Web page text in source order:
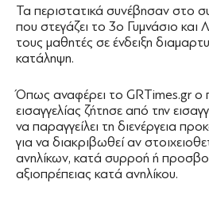
Τα περιστατικά συνέβησαν στο
που στεγάζει το 3ο Γυμνάσιο και
τους μαθητές σε ένδειξη
κατάληψη.
Όπως αναφέρει το GRTimes.gr ο
εισαγγελίας ζήτησε από την
να παραγγείλει τη διενέργεια
για να διακριβωθεί αν
ανηλίκων, κατά συρροή ή
αξιοπρέπειας κατά ανηλίκου.